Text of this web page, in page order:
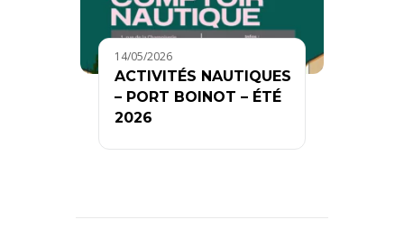
14/05/2026
ACTIVITÉS NAUTIQUES
– PORT BOINOT – ÉTÉ
2026